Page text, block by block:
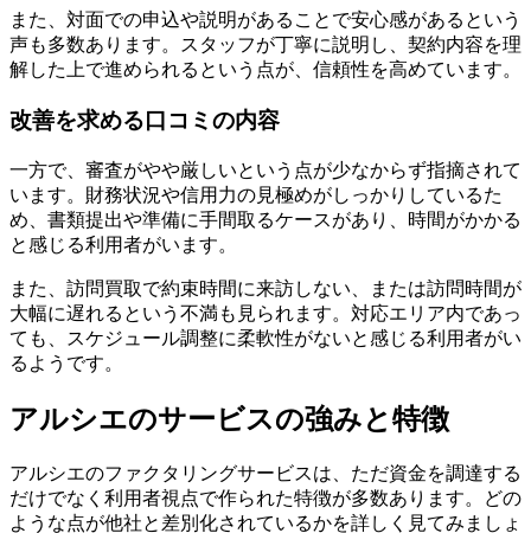
また、対面での申込や説明があることで安心感があるという
声も多数あります。スタッフが丁寧に説明し、契約内容を理
解した上で進められるという点が、信頼性を高めています。
改善を求める口コミの内容
一方で、審査がやや厳しいという点が少なからず指摘されて
います。財務状況や信用力の見極めがしっかりしているた
め、書類提出や準備に手間取るケースがあり、時間がかかる
と感じる利用者がいます。
また、訪問買取で約束時間に来訪しない、または訪問時間が
大幅に遅れるという不満も見られます。対応エリア内であっ
ても、スケジュール調整に柔軟性がないと感じる利用者がい
るようです。
アルシエのサービスの強みと特徴
アルシエのファクタリングサービスは、ただ資金を調達する
だけでなく利用者視点で作られた特徴が多数あります。どの
ような点が他社と差別化されているかを詳しく見てみましょ